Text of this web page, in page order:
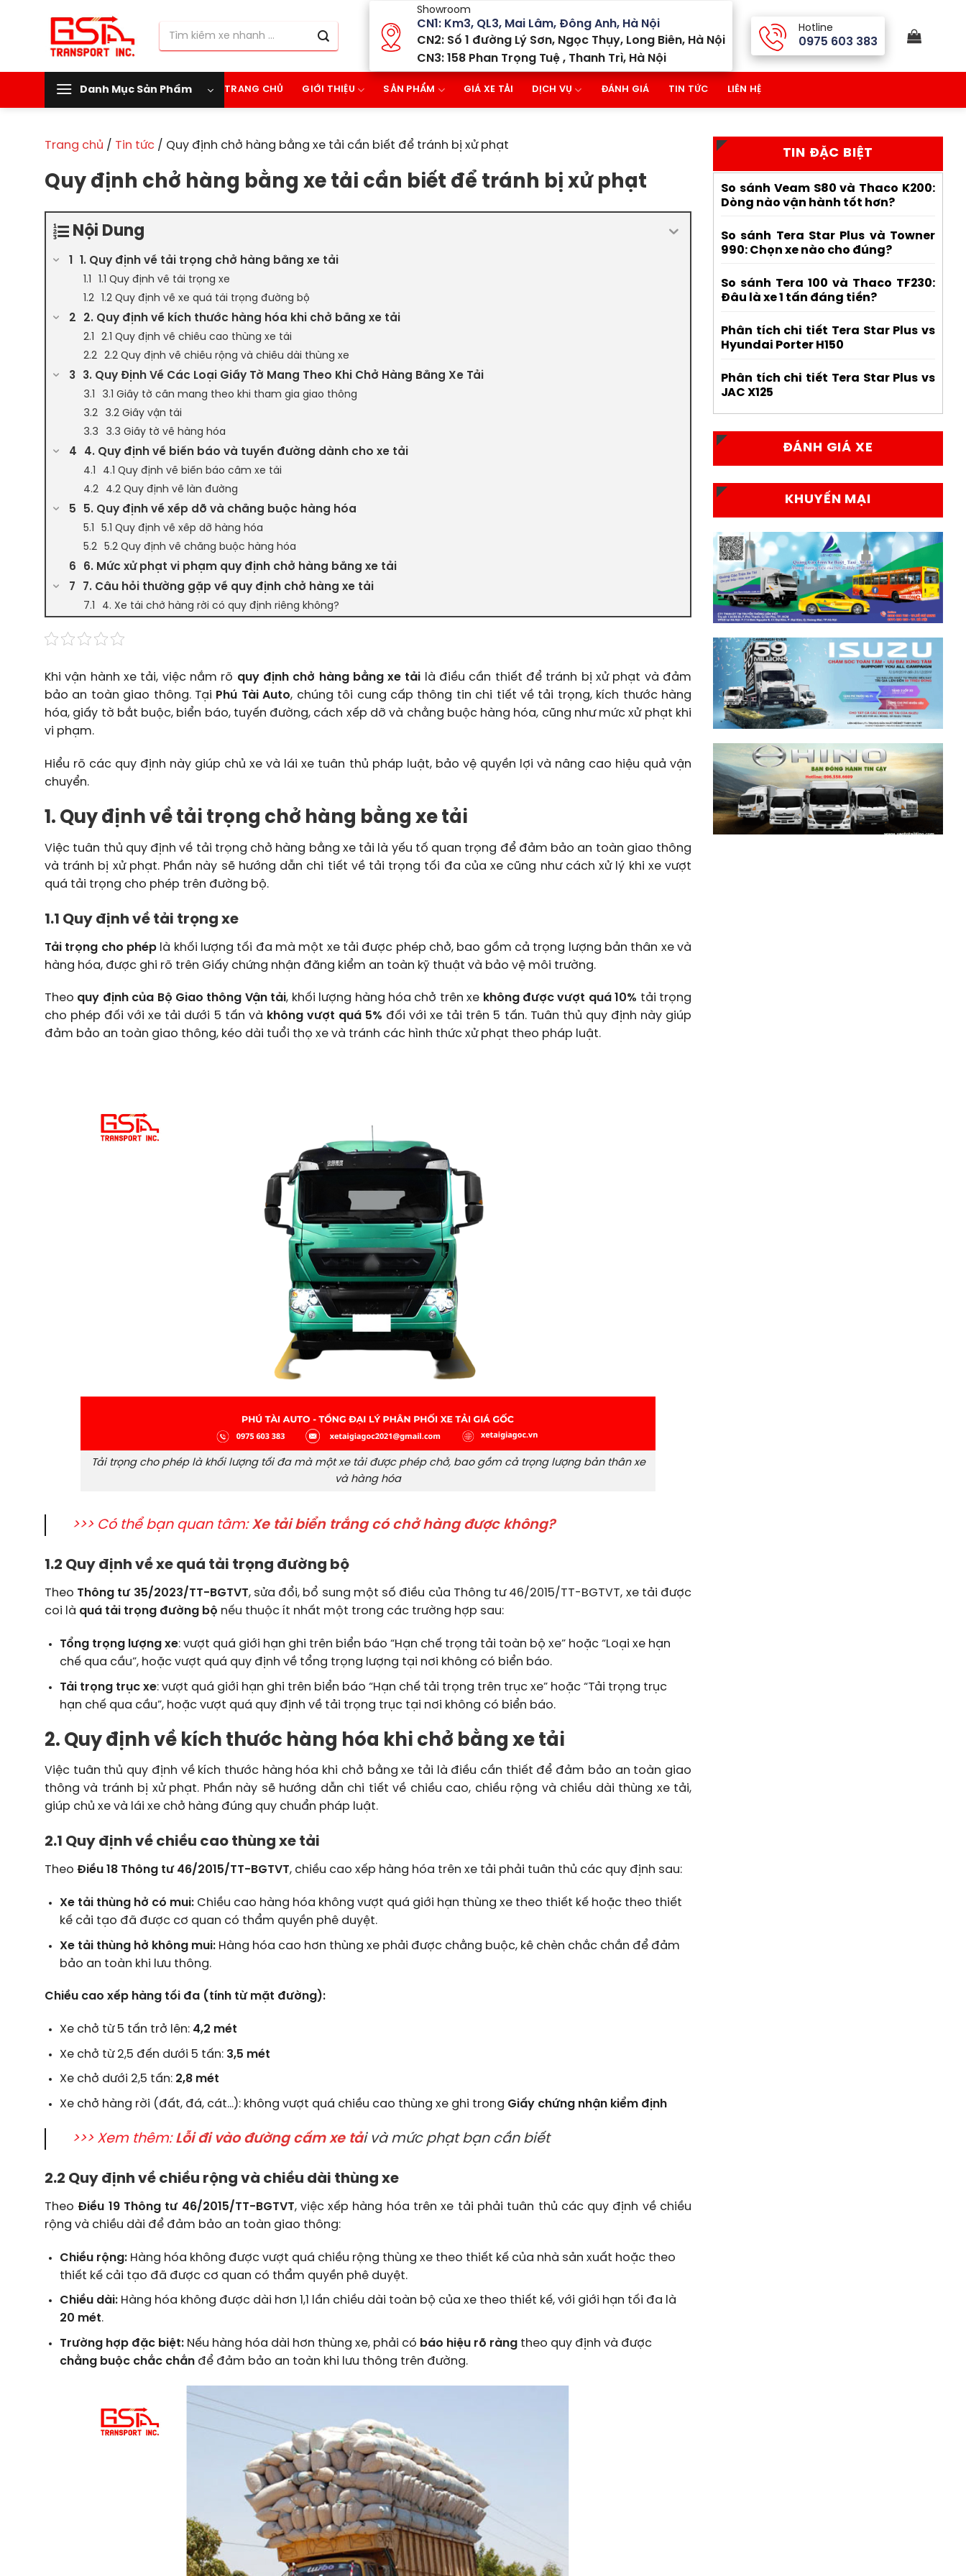
Tìm
Showroom
CN1: Km3, QL3, Mai Lâm, Đông Anh, Hà Nội
CN2: Số 1 đường Lý Sơn, Ngọc Thụy, Long Biên, Hà Nội
CN3: 158 Phan Trọng Tuệ , Thanh Trì, Hà Nội
Hotline
0975 603 383
Danh Mục Sản Phẩm TRANG CHỦ GIỚI THIỆU SẢN PHẨM GIÁ XE TẢI DỊCH VỤ ĐÁNH GIÁ TIN TỨC LIÊN HỆ
Trang chủ / Tin tức / Quy định chở hàng bằng xe tải cần biết để tránh bị xử phạt
Quy định chở hàng bằng xe tải cần biết để tránh bị xử phạt
Nội Dung
1. Quy định về tải trọng chở hàng bằng xe tải
1.1 Quy định về tải trọng xe
1.2 Quy định về xe quá tải trọng đường bộ
2. Quy định về kích thước hàng hóa khi chở bằng xe tải
2.1 Quy định về chiều cao thùng xe tải
2.2 Quy định về chiều rộng và chiều dài thùng xe
3. Quy Định Về Các Loại Giấy Tờ Mang Theo Khi Chở Hàng Bằng Xe Tải
3.1 Giấy tờ cần mang theo khi tham gia giao thông
3.2 Giấy vận tải
3.3 Giấy tờ về hàng hóa
4. Quy định về biển báo và tuyến đường dành cho xe tải
4.1 Quy định về biển báo cấm xe tải
4.2 Quy định về làn đường
5. Quy định về xếp dỡ và chằng buộc hàng hóa
5.1 Quy định về xếp dỡ hàng hóa
5.2 Quy định về chằng buộc hàng hóa
6. Mức xử phạt vi phạm quy định chở hàng bằng xe tải
7. Câu hỏi thường gặp về quy định chở hàng xe tải
4. Xe tải chở hàng rời có quy định riêng không?
Khi vận hành xe tải, việc nắm rõ quy định chở hàng bằng xe tải là điều cần thiết để tránh bị xử phạt và đảm
bảo an toàn giao thông. Tại Phú Tài Auto, chúng tôi cung cấp thông tin chi tiết về tải trọng, kích thước hàng
hóa, giấy tờ bắt buộc, biển báo, tuyến đường, cách xếp dỡ và chằng buộc hàng hóa, cũng như mức xử phạt khi
vi phạm.
Hiểu rõ các quy định này giúp chủ xe và lái xe tuân thủ pháp luật, bảo vệ quyền lợi và nâng cao hiệu quả vận
chuyển.
1. Quy định về tải trọng chở hàng bằng xe tải
Việc tuân thủ quy định về tải trọng chở hàng bằng xe tải là yếu tố quan trọng để đảm bảo an toàn giao thông
và tránh bị xử phạt. Phần này sẽ hướng dẫn chi tiết về tải trọng tối đa của xe cũng như cách xử lý khi xe vượt
quá tải trọng cho phép trên đường bộ.
1.1 Quy định về tải trọng xe
Tải trọng cho phép là khối lượng tối đa mà một xe tải được phép chở, bao gồm cả trọng lượng bản thân xe và
hàng hóa, được ghi rõ trên Giấy chứng nhận đăng kiểm an toàn kỹ thuật và bảo vệ môi trường.
Theo quy định của Bộ Giao thông Vận tải, khối lượng hàng hóa chở trên xe không được vượt quá 10% tải trọng
cho phép đối với xe tải dưới 5 tấn và không vượt quá 5% đối với xe tải trên 5 tấn. Tuân thủ quy định này giúp
đảm bảo an toàn giao thông, kéo dài tuổi thọ xe và tránh các hình thức xử phạt theo pháp luật.
Tải trọng cho phép là khối lượng tối đa mà một xe tải được phép chở, bao gồm cả trọng lượng bản thân xe
và hàng hóa
>>> Có thể bạn quan tâm: Xe tải biển trắng có chở hàng được không?
1.2 Quy định về xe quá tải trọng đường bộ
Theo Thông tư 35/2023/TT-BGTVT, sửa đổi, bổ sung một số điều của Thông tư 46/2015/TT-BGTVT, xe tải được
coi là quá tải trọng đường bộ nếu thuộc ít nhất một trong các trường hợp sau:
Tổng trọng lượng xe: vượt quá giới hạn ghi trên biển báo “Hạn chế trọng tải toàn bộ xe” hoặc “Loại xe hạn
chế qua cầu”, hoặc vượt quá quy định về tổng trọng lượng tại nơi không có biển báo.
Tải trọng trục xe: vượt quá giới hạn ghi trên biển báo “Hạn chế tải trọng trên trục xe” hoặc “Tải trọng trục
hạn chế qua cầu”, hoặc vượt quá quy định về tải trọng trục tại nơi không có biển báo.
2. Quy định về kích thước hàng hóa khi chở bằng xe tải
Việc tuân thủ quy định về kích thước hàng hóa khi chở bằng xe tải là điều cần thiết để đảm bảo an toàn giao
thông và tránh bị xử phạt. Phần này sẽ hướng dẫn chi tiết về chiều cao, chiều rộng và chiều dài thùng xe tải,
giúp chủ xe và lái xe chở hàng đúng quy chuẩn pháp luật.
2.1 Quy định về chiều cao thùng xe tải
Theo Điều 18 Thông tư 46/2015/TT-BGTVT, chiều cao xếp hàng hóa trên xe tải phải tuân thủ các quy định sau:
Xe tải thùng hở có mui:Chiều cao hàng hóa không vượt quá giới hạn thùng xe theo thiết kế hoặc theo thiết
kế cải tạo đã được cơ quan có thẩm quyền phê duyệt.
Xe tải thùng hở không mui:Hàng hóa cao hơn thùng xe phải được chằng buộc, kê chèn chắc chắn để đảm
bảo an toàn khi lưu thông.
Chiều cao xếp hàng tối đa (tính từ mặt đường):
Xe chở từ 5 tấn trở lên: 4,2 mét
Xe chở từ 2,5 đến dưới 5 tấn: 3,5 mét
Xe chở dưới 2,5 tấn: 2,8 mét
Xe chở hàng rời (đất, đá, cát…): không vượt quá chiều cao thùng xe ghi trong Giấy chứng nhận kiểm định
>>> Xem thêm: Lỗi đi vào đường cấm xe tải và mức phạt bạn cần biết
2.2 Quy định về chiều rộng và chiều dài thùng xe
Theo Điều 19 Thông tư 46/2015/TT-BGTVT, việc xếp hàng hóa trên xe tải phải tuân thủ các quy định về chiều
rộng và chiều dài để đảm bảo an toàn giao thông:
Chiều rộng:Hàng hóa không được vượt quá chiều rộng thùng xe theo thiết kế của nhà sản xuất hoặc theo
thiết kế cải tạo đã được cơ quan có thẩm quyền phê duyệt.
Chiều dài:Hàng hóa không được dài hơn 1,1 lần chiều dài toàn bộ của xe theo thiết kế, với giới hạn tối đa là
20 mét.
Trường hợp đặc biệt:Nếu hàng hóa dài hơn thùng xe, phải có báo hiệu rõ ràngtheo quy định và được
chằng buộc chắc chắnđể đảm bảo an toàn khi lưu thông trên đường.
TIN ĐẶC BIỆT
So sánh Veam S80 và Thaco K200:
Dòng nào vận hành tốt hơn?
So sánh Tera Star Plus và Towner
990: Chọn xe nào cho đúng?
So sánh Tera 100 và Thaco TF230:
Đâu là xe 1 tấn đáng tiền?
Phân tích chi tiết Tera Star Plus vs
Hyundai Porter H150
Phân tích chi tiết Tera Star Plus vs
JAC X125
ĐÁNH GIÁ XE
KHUYẾN MẠI